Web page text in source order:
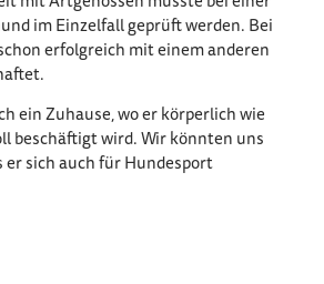
im Einzelfall geprüft werden. Bei
erfolgreich mit einem anderen
ein Zuhause, wo er körperlich wie
beschäftigt wird. Wir könnten uns
er sich auch für Hundesport